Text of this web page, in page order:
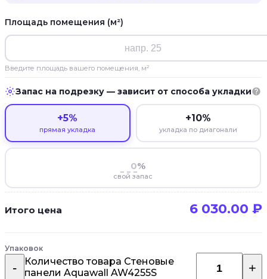
Площадь помещения (м²)
Введите площадь вашего помещения, м²
Запас на подрезку — зависит от способа укладки
+5%
прямая укладка
+10%
укладка по диагонали
%
свой запас
Итого цена 6 030.00 ₽
Упаковок
Количество товара Стеновые
панели Aquawall AW4255S